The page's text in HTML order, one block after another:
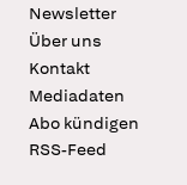
Newsletter
Über uns
Kontakt
Mediadaten
Abo kündigen
RSS-Feed